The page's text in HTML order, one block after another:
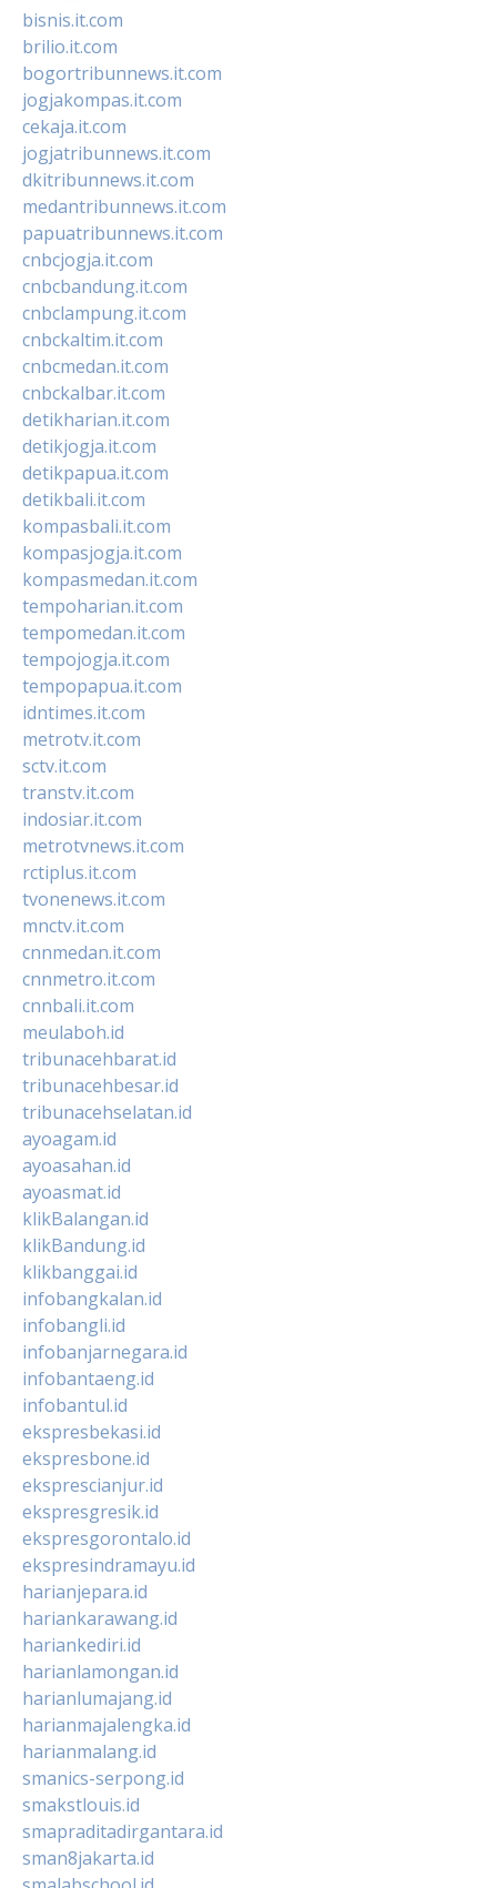
bisnis.it.com
brilio.it.com
bogortribunnews.it.com
jogjakompas.it.com
cekaja.it.com
jogjatribunnews.it.com
dkitribunnews.it.com
medantribunnews.it.com
papuatribunnews.it.com
cnbcjogja.it.com
cnbcbandung.it.com
cnbclampung.it.com
cnbckaltim.it.com
cnbcmedan.it.com
cnbckalbar.it.com
detikharian.it.com
detikjogja.it.com
detikpapua.it.com
detikbali.it.com
kompasbali.it.com
kompasjogja.it.com
kompasmedan.it.com
tempoharian.it.com
tempomedan.it.com
tempojogja.it.com
tempopapua.it.com
idntimes.it.com
metrotv.it.com
sctv.it.com
transtv.it.com
indosiar.it.com
metrotvnews.it.com
rctiplus.it.com
tvonenews.it.com
mnctv.it.com
cnnmedan.it.com
cnnmetro.it.com
cnnbali.it.com
meulaboh.id
tribunacehbarat.id
tribunacehbesar.id
tribunacehselatan.id
ayoagam.id
ayoasahan.id
ayoasmat.id
klikBalangan.id
klikBandung.id
klikbanggai.id
infobangkalan.id
infobangli.id
infobanjarnegara.id
infobantaeng.id
infobantul.id
ekspresbekasi.id
ekspresbone.id
eksprescianjur.id
ekspresgresik.id
ekspresgorontalo.id
ekspresindramayu.id
harianjepara.id
hariankarawang.id
hariankediri.id
harianlamongan.id
harianlumajang.id
harianmajalengka.id
harianmalang.id
smanics-serpong.id
smakstlouis.id
smapraditadirgantara.id
sman8jakarta.id